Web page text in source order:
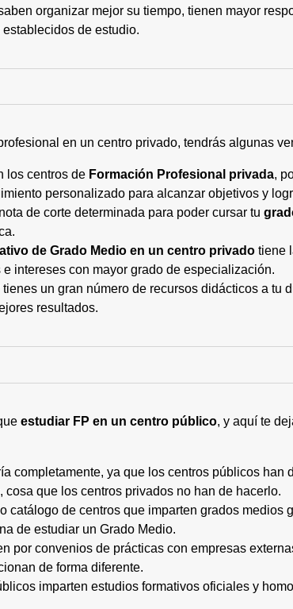
organizar mejor su tiempo, tienen mayor
de estudio.
en un centro privado, tendrás algunas
los centros de Formación Profesional privada,
personalizado para alcanzar objetivos y
de corte determinada para poder cursar tu
de Grado Medio en un centro privado tiene
intereses con mayor grado de especialización.
un gran número de recursos didácticos a tu
resultados.
estudiar FP en un centro público, y aquí te
completamente, ya que los centros públicos han
que los centros privados no han de hacerlo.
catálogo de centros que imparten grados medios
de estudiar un Grado Medio.
por convenios de prácticas con empresas
de forma diferente.
imparten estudios formativos oficiales y